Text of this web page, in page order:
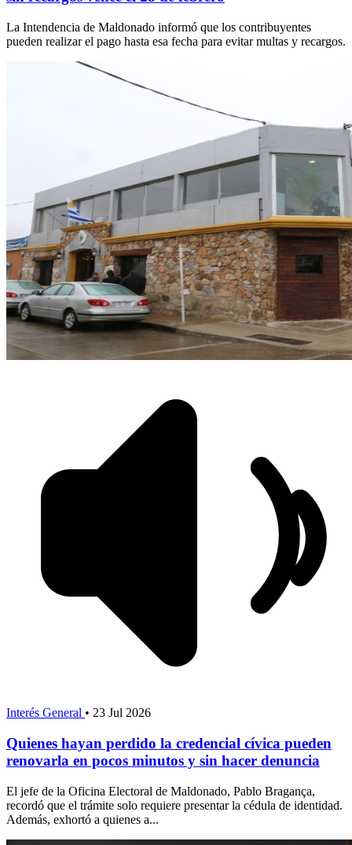
La Intendencia de Maldonado informó que los contribuyentes
pueden realizar el pago hasta esa fecha para evitar multas y recargos.
Interés General • 23 Jul 2026
Quienes hayan perdido la credencial cívica pueden
renovarla en pocos minutos y sin hacer denuncia
El jefe de la Oficina Electoral de Maldonado, Pablo Bragança,
recordó que el trámite solo requiere presentar la cédula de identidad.
Además, exhortó a quienes a...